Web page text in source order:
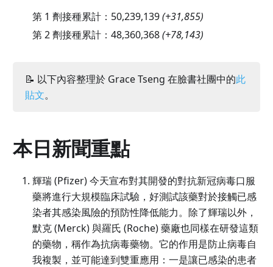
第 1 劑接種累計： 50,239,139(+31,855)
第 2 劑接種累計： 48,360,368(+78,143)
📝 以下內容整理於 Grace Tseng 在臉書社團中的此
貼文。
本日新聞重點
輝瑞 (Pfizer) 今天宣布對其開發的對抗新冠病毒口服
藥將進行大規模臨床試驗，好測試該藥對於接觸已感
染者其感染風險的預防性降低能力。除了輝瑞以外，
默克 (Merck) 與羅氏 (Roche) 藥廠也同樣在研發這類
的藥物，稱作為抗病毒藥物。它的作用是防止病毒自
我複製，並可能達到雙重應用：一是讓已感染的患者